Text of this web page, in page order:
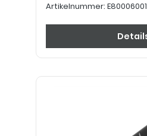
Artikelnummer: